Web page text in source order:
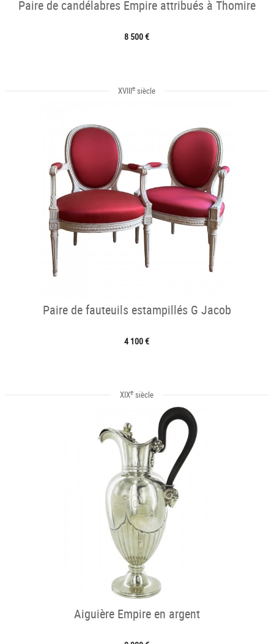
Paire de candélabres Empire attribués à Thomire
8 500 €
XVIIIe siècle
Paire de fauteuils estampillés G Jacob
4 100 €
XIXe siècle
Aiguière Empire en argent